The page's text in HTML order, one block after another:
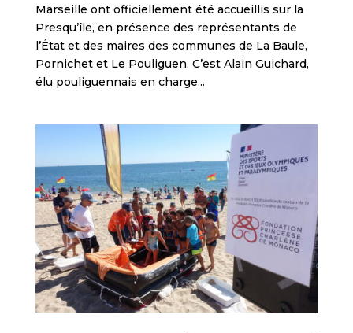
Marseille ont officiellement été accueillis sur la
Presqu’île, en présence des représentants de
l’État et des maires des communes de La Baule,
Pornichet et Le Pouliguen. C’est Alain Guichard,
élu pouliguennais en charge...